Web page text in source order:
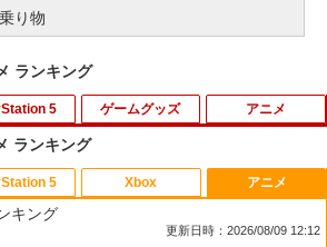
り物
ランキング
ホリ ワイヤレスホリパッド TURBO for
Nintendo Switch 2 ルビーマゼンタ [N
5
シティーズ：スカイライン リマスター
ジャパン・スペシャル・エディション
ゲームグッズ
PS Vita 2000 アナログスティック・スラ
イドパッド修理用基板 部品 パーツ L R
互換 黒 ブラック オリジナルウエス スラ
アニメ
【中古】おそ松さん 第五松（初回生産
限定版 Blu-ray DISC）/Blu−ray Dis
ランキング
5 Xbox アニメ
キング
更新日時：2026/08/09 12:12